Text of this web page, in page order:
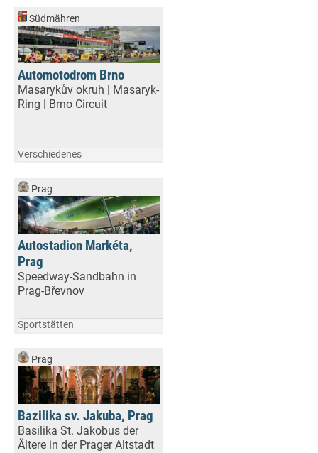
Südmähren
Automotodrom Brno
Masarykův okruh | Masaryk-
Ring | Brno Circuit
Verschiedenes
Prag
Autostadion Markéta,
Prag
Speedway-Sandbahn in
Prag-Břevnov
Sportstätten
Prag
Bazilika sv. Jakuba, Prag
Basilika St. Jakobus der
Ältere in der Prager Altstadt